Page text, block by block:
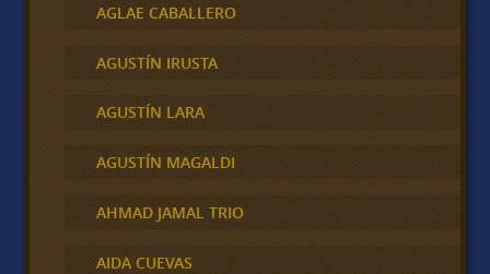
AGLAE CABALLERO
AGUSTÍN IRUSTA
AGUSTÍN LARA
AGUSTÍN MAGALDI
AHMAD JAMAL TRIO
AIDA CUEVAS